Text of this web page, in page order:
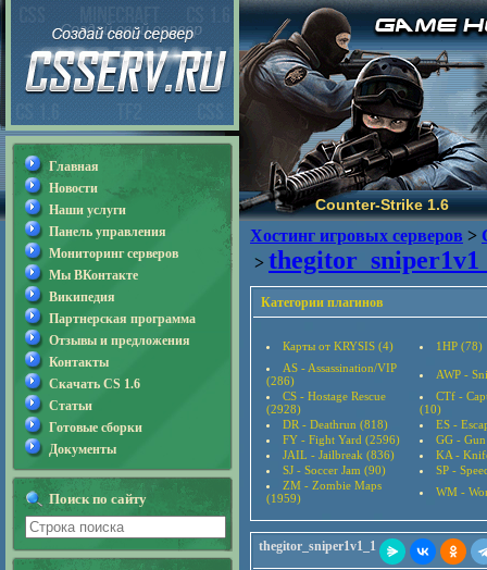
Counter-Strike 1.6
Хостинг игровых серверов >
>
Категории плагинов
Карты от KRYSIS (4)
1HP (78)
AS - Assassination/VIP
(286)
AWP -
CS - Hostage Rescue
(2928)
CTf -
(10)
DR - Deathrun (818)
ES -
FY - Fight Yard (2596)
GG -
JAIL - Jailbreak (836)
KA -
SJ - Soccer Jam (90)
SP -
ZM - Zombie Maps
(1959)
WM -
thegitor_sniper1v1_1
Главная
Новости
Наши услуги
Панель управления
Мониторинг серверов
Мы ВКонтакте
Википедия
Партнерская программа
Отзывы и предложения
Контакты
Скачать CS 1.6
Статьи
Готовые сборки
Документы
Поиск по сайту